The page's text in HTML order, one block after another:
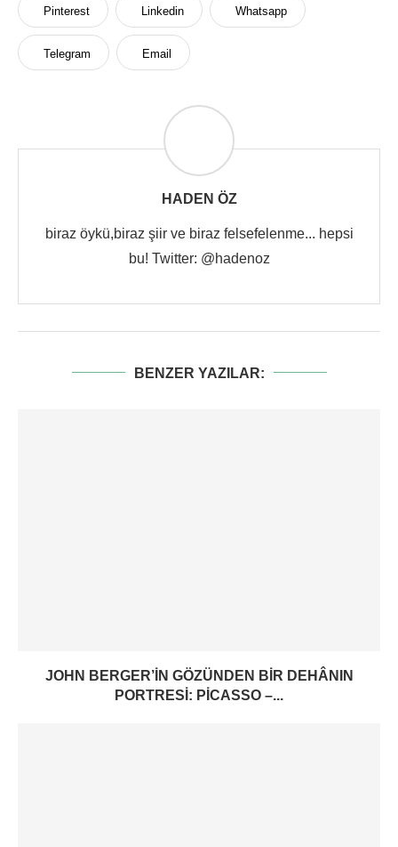
Pinterest Linkedin Whatsapp
Telegram Email
HADEN ÖZ
biraz öykü,biraz şiir ve biraz felsefelenme... hepsi
bu! Twitter: @hadenoz
BENZER YAZILAR:
JOHN BERGER’IN GÖZÜNDEN BIR DEHÂNIN
PORTRESI: PICASSO –...